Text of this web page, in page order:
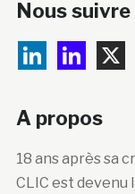
Nous
A propos
18 ans après sa
CLIC est